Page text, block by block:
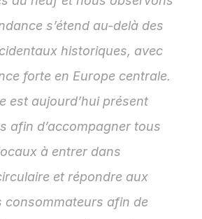
s’étend au-delà des
historiques, avec
forte en Europe centrale.
est aujourd’hui présent
afin d’accompagner tous
à entrer dans
et répondre aux
consommateurs afin de